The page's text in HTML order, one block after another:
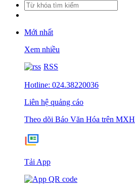
Mới nhất
Xem nhiều
RSS
Hotline: 024.38220036
Liên hệ quảng cáo
Theo dõi Báo Văn Hóa trên MXH
Tải App